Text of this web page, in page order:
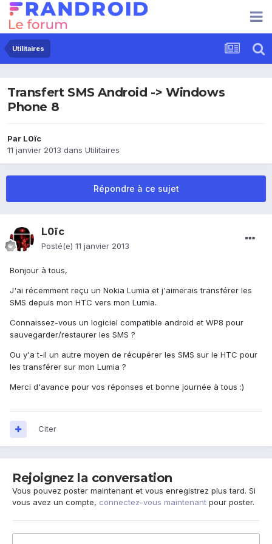
Utilitaires
Transfert SMS Android -> Windows
Phone 8
Par L0ïc
11 janvier 2013 dans Utilitaires
Répondre à ce sujet
L0ïc
Posté(e) 11 janvier 2013
Bonjour à tous,
J'ai récemment reçu un Nokia Lumia et j'aimerais transférer les
SMS depuis mon HTC vers mon Lumia.
Connaissez-vous un logiciel compatible android et WP8 pour
sauvegarder/restaurer les SMS ?
Ou y'a t-il un autre moyen de récupérer les SMS sur le HTC pour
les transférer sur mon Lumia ?
Merci d'avance pour vos réponses et bonne journée à tous :)
Citer
Rejoignez la conversation
Vous pouvez poster maintenant et vous enregistrez plus tard. Si
vous avez un compte, connectez-vous maintenant pour poster.